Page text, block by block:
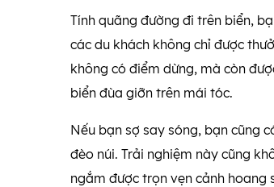
Tính quãng đường đi trên biển,
các du khách không chỉ được
không có điểm dừng, mà còn
biển đùa giỡn trên mái tóc.
Nếu bạn sợ say sóng, bạn cũng
đèo núi. Trải nghiệm này cũng
ngắm được trọn vẹn cảnh hoang